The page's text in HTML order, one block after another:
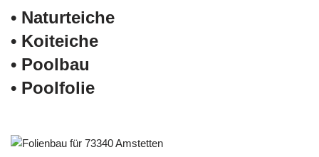
• Naturteiche
• Koiteiche
• Poolbau
• Poolfolie